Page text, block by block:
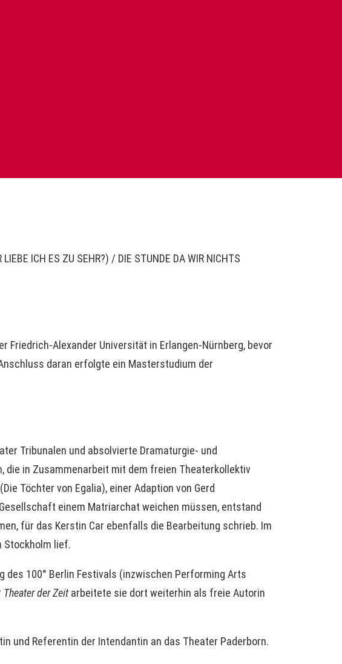
ICH ES ZU SEHR?) / DIE STUNDE DA WIR NICHTS
Alexander Universität in Erlangen-Nürnberg, bevor
daran erfolgte ein Masterstudium der
Tribunalen und absolvierte Dramaturgie- und
die in Zusammenarbeit mit dem freien Theaterkollektiv
Töchter von Egalia), einer Adaption von Gerd
einem Matriarchat weichen müssen, entstand
für das Kerstin Car ebenfalls die Bearbeitung schrieb. Im
Stockholm lief.
100° Berlin Festivals (inzwischen Performing Arts
Theater der Zeitarbeitete sie dort weiterhin als freie Autorin
und Referentin der Intendantin an das Theater Paderborn.